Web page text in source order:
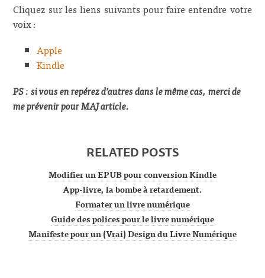
Cliquez sur les liens suivants pour faire entendre votre
voix :
Apple
Kindle
PS : si vous en repérez d’autres dans le même cas, merci de
me prévenir pour MAJ article.
RELATED POSTS
Modifier un EPUB pour conversion Kindle
App-livre, la bombe à retardement.
Formater un livre numérique
Guide des polices pour le livre numérique
Manifeste pour un (Vrai) Design du Livre Numérique